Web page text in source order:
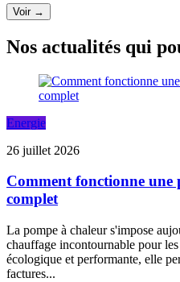
Voir →
Nos actualités qui
Energie
26 juillet 2026
Comment fonctionne une
complet
La pompe à chaleur s'impose
chauffage incontournable pour
écologique et performante, elle
factures...